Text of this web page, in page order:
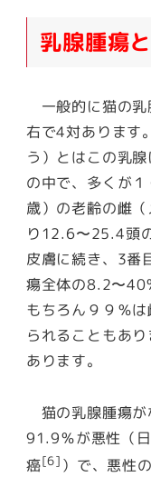
乳腺腫瘍
一般的に猫の乳
右で4対あります
う）とはこの乳
の中で、多くが
歳）の老齢の雌
り12.6〜25.4頭
皮膚に続き、3番
瘍全体の8.2〜
もちろん９９％
られることもあ
あります。
猫の乳腺腫瘍が
91.9％が悪性（
癌[6] ） で、悪性